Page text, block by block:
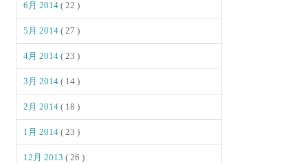
6月 2014( 22 )
5月 2014( 27 )
4月 2014( 23 )
3月 2014( 14 )
2月 2014( 18 )
1月 2014( 23 )
12月 2013( 26 )